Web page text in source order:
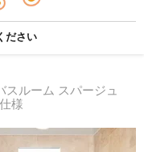
ださい
ト
スルーム スパージュ
様